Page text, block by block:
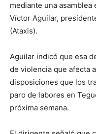
mediante una
Víctor Aguilar,
(Ataxis).
Aguilar indicó que esa
de violencia que afecta
disposiciones que los
paro de labores en
próxima semana.